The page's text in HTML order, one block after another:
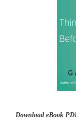
Download eBook